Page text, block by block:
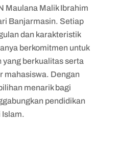
Maulana Malik Ibrahim
Banjarmasin. Setiap
dan karakteristik
berkomitmen untuk
berkualitas serta
mahasiswa. Dengan
menarik bagi
pendidikan
Islam.